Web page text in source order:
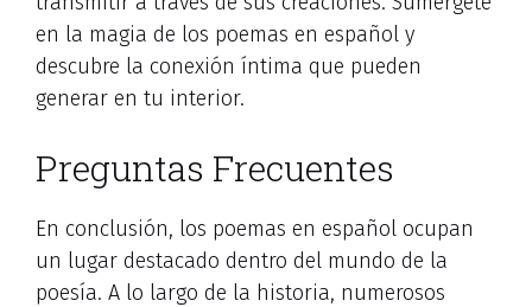
en la magia de los poemas en español y
descubre la conexión íntima que pueden
generar en tu interior.
Preguntas Frecuentes
En conclusión, los poemas en español ocupan
un lugar destacado dentro del mundo de la
poesía. A lo largo de la historia, numerosos